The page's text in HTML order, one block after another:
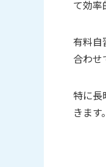
て効率
有料自
合わせ
特に長
きます。